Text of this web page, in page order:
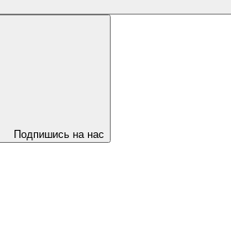
Подпишись на нас